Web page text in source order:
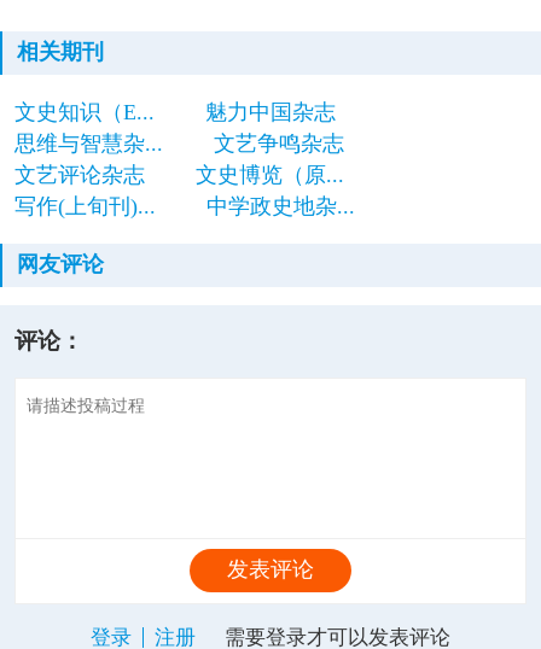
相关期刊
文史知识（E...
魅力中国杂志
思维与智慧杂...
文艺争鸣杂志
文艺评论杂志
文史博览（原...
写作(上旬刊)...
中学政史地杂...
网友评论
评论：
发表评论
登录 注册 需要登录才可以发表评论